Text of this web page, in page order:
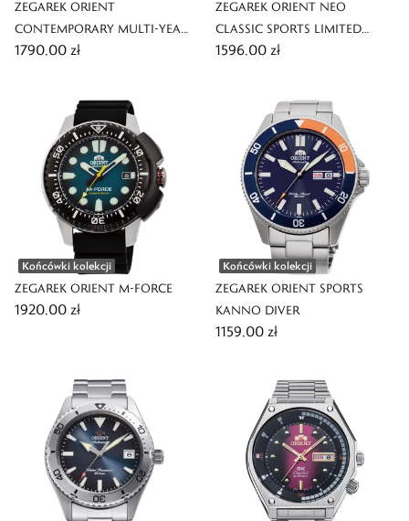
ZEGAREK ORIENT
CONTEMPORARY MULTI-YEAR
CALENDAR POLAND
1790,00 zł
ZEGAREK ORIENT NEO
CLASSIC SPORTS LIMITED
EDITION
1596,00 zł
Końcówki kolekcji
ZEGAREK ORIENT M-FORCE
1920,00 zł
Końcówki kolekcji
ZEGAREK ORIENT SPORTS
KANNO DIVER
1159,00 zł